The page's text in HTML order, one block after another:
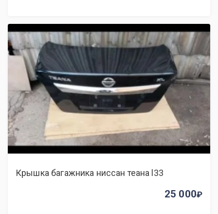
Крышка багажника ниссан теана l33
25 000